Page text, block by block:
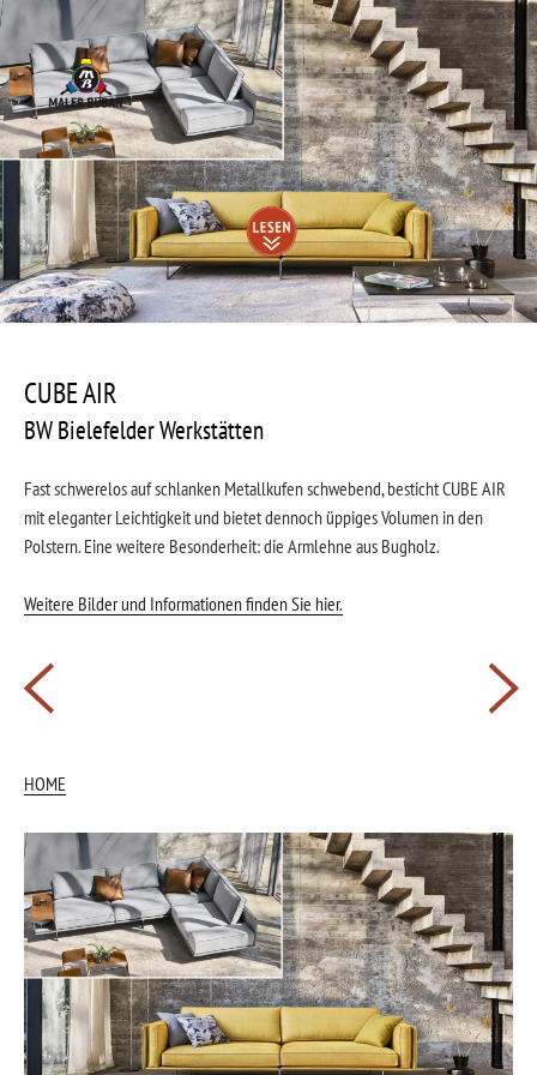
Zum
Inhalt
springen
Beitragsnavigation
CUBE AIR
BW Bielefelder Werkstätten
Fast schwerelos auf schlanken Metallkufen schwebend, besticht CUBE AIR
mit eleganter Leichtigkeit und bietet dennoch üppiges Volumen in den
Polstern. Eine weitere Besonderheit: die Armlehne aus Bugholz.
Weitere Bilder und Informationen finden Sie hier.
Beitragsnavigation
HOME